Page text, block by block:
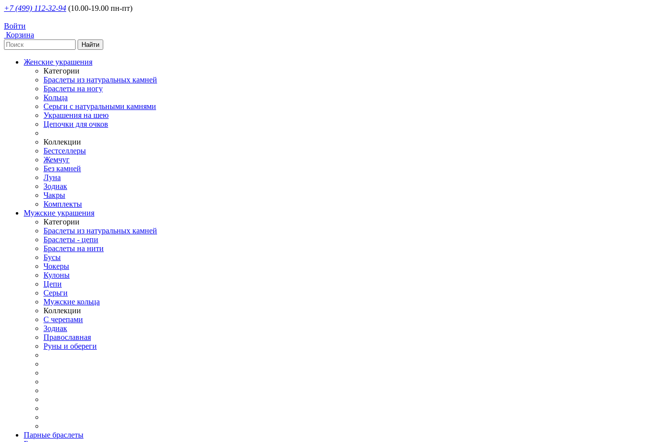
+7 (499) 112-32-94 (10.00-19.00 пн-пт)
Войти
Корзина
Женские украшения
Категории
Браслеты из натуральных камней
Браслеты на ногу
Кольца
Серьги с натуральными камнями
Украшения на шею
Цепочки для очков
Коллекции
Бестселлеры
Жемчуг
Без камней
Луна
Зодиак
Чакры
Комплекты
Мужские украшения
Категории
Браслеты из натуральных камней
Браслеты - цепи
Браслеты на нити
Бусы
Чокеры
Кулоны
Цепи
Серьги
Мужские кольца
Коллекции
С черепами
Зодиак
Православная
Руны и обереги
Парные браслеты